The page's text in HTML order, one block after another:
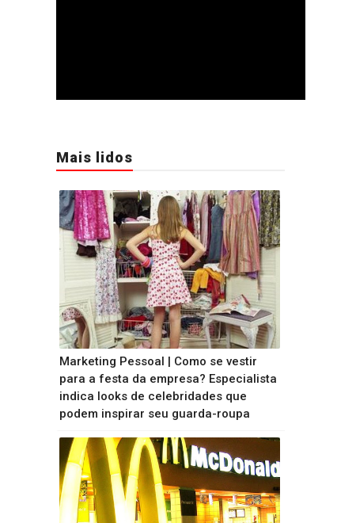
Mais lidos
Marketing Pessoal | Como se vestir
para a festa da empresa? Especialista
indica looks de celebridades que
podem inspirar seu guarda-roupa